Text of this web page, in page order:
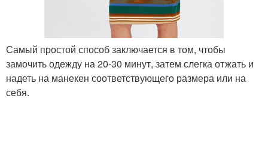
Самый простой способ заключается в том, чтобы
замочить одежду на 20-30 минут, затем слегка отжать и
надеть на манекен соответствующего размера или на
себя.